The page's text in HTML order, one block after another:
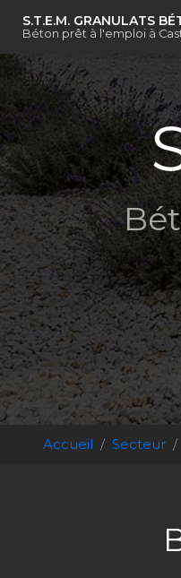
principal
S.T.E.M. GRANULATS
Béton prêt à l'emploi à
Accueil Secteur